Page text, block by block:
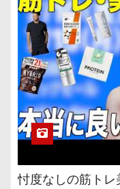
忖度なしの筋ト